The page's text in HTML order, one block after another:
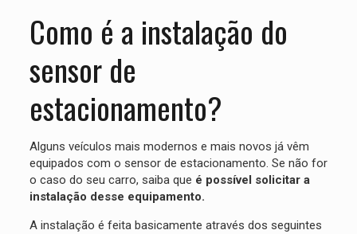
Como é a instalação do
sensor de
estacionamento?
Alguns veículos mais modernos e mais novos já vêm
equipados com o sensor de estacionamento. Se não for
o caso do seu carro, saiba que é possível solicitar a
instalação desse equipamento.
A instalação é feita basicamente através dos seguintes